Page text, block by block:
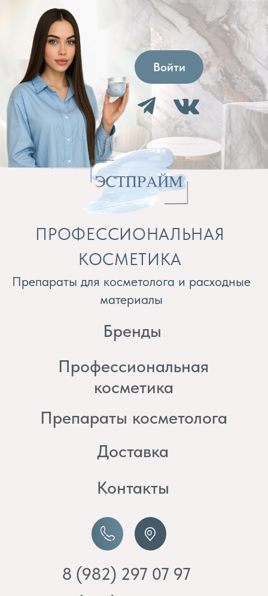
Препараты для косметолога и расходные
материалы
8 (982) 297 07 97
ПРОФЕССИОНАЛЬНАЯ
КОСМЕТИКА
Бренды
Профессиональная
Препараты косметолога
Доставка
8 (982) 277 07 97